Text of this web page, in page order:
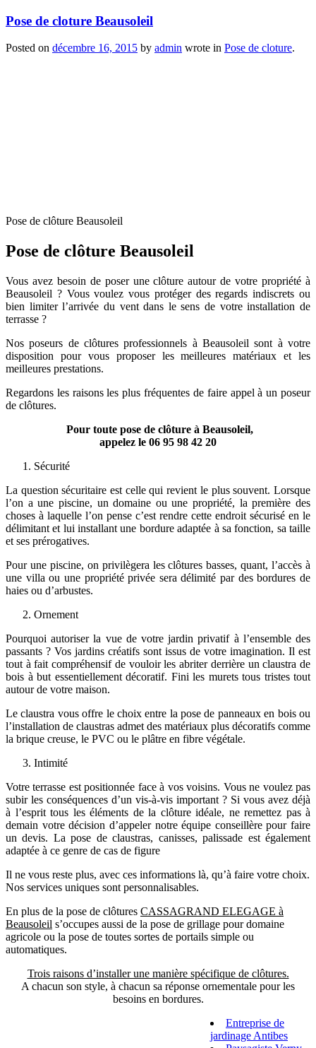
Pose de cloture Beausoleil
Posted on décembre 16, 2015 by admin wrote in Pose de cloture.
Pose de clôture Beausoleil
Pose de clôture Beausoleil
Vous avez besoin de poser une clôture autour de votre propriété à
Beausoleil ? Vous voulez vous protéger des regards indiscrets ou
bien limiter l’arrivée du vent dans le sens de votre installation de
terrasse ?
Nos poseurs de clôtures professionnels à Beausoleil sont à votre
disposition pour vous proposer les meilleures matériaux et les
meilleures prestations.
Regardons les raisons les plus fréquentes de faire appel à un poseur
de clôtures.
Pour toute pose de clôture à Beausoleil,
appelez le 06 95 98 42 20
Sécurité
La question sécuritaire est celle qui revient le plus souvent. Lorsque
l’on a une piscine, un domaine ou une propriété, la première des
choses à laquelle l’on pense c’est rendre cette endroit sécurisé en le
délimitant et lui installant une bordure adaptée à sa fonction, sa taille
et ses prérogatives.
Pour une piscine, on privilègera les clôtures basses, quant, l’accès à
une villa ou une propriété privée sera délimité par des bordures de
haies ou d’arbustes.
Ornement
Pourquoi autoriser la vue de votre jardin privatif à l’ensemble des
passants ? Vos jardins créatifs sont issus de votre imagination. Il est
tout à fait compréhensif de vouloir les abriter derrière un claustra de
bois à but essentiellement décoratif. Fini les murets tous tristes tout
autour de votre maison.
Le claustra vous offre le choix entre la pose de panneaux en bois ou
l’installation de claustras admet des matériaux plus décoratifs comme
la brique creuse, le PVC ou le plâtre en fibre végétale.
Intimité
Votre terrasse est positionnée face à vos voisins. Vous ne voulez pas
subir les conséquences d’un vis-à-vis important ? Si vous avez déjà
à l’esprit tous les éléments de la clôture idéale, ne remettez pas à
demain votre décision d’appeler notre équipe conseillère pour faire
un devis. La pose de claustras, canisses, palissade est également
adaptée à ce genre de cas de figure
Il ne vous reste plus, avec ces informations là, qu’à faire votre choix.
Nos services uniques sont personnalisables.
En plus de la pose de clôtures CASSAGRAND ELEGAGE à
Beausoleil s’occupes aussi de la pose de grillage pour domaine
agricole ou la pose de toutes sortes de portails simple ou
automatiques.
Trois raisons d’installer une manière spécifique de clôtures.
A chacun son style, à chacun sa réponse ornementale pour les
besoins en bordures.
Entreprise de
jardinage Antibes